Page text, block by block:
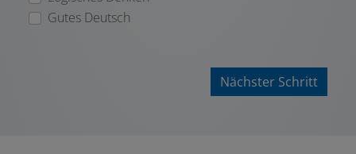
Gutes Deutsch
Nächster Schritt